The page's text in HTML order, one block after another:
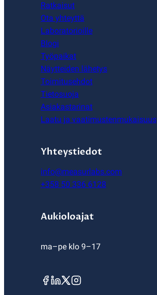
Ratkaisut
Ota yhteyttä
Laboratorioille
Blogi
Työpaikat
Näytteiden lähetys
Toimitusehdot
Tietosuoja
Asiakastarinat
Laatu ja vaatimustenmukaisuus
Yhteystiedot
info@measurlabs.com
+358 50 336 6128
Aukioloajat
ma–pe klo 9–17